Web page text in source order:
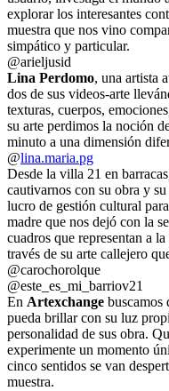
explorar los interesantes
muestra que nos vino
simpático y particular.
@arieljusid
Lina Perdomo, una artista
dos de sus videos-arte
texturas, cuerpos,
su arte perdimos la noción
minuto a una dimensión
@lina.maria.pg
Desde la villa 21 en
cautivarnos con su obra y
lucro de gestión cultural
madre que nos dejó con la
cuadros que representan a
través de su arte callejero
@carochorolque
@este_es_mi_barriov21
En Artexchange buscamos
pueda brillar con su luz
personalidad de sus obra.
experimente un momento
cinco sentidos se van
muestra.